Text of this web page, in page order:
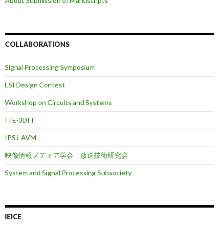
COLLABORATIONS
Signal Processing Symposium
LSI Design Contest
Workshop on Circuits and Systems
ITE-3DIT
IPSJ-AVM
映像情報メディア学会 放送技術研究会
System and Signal Processing Subsociety
IEICE